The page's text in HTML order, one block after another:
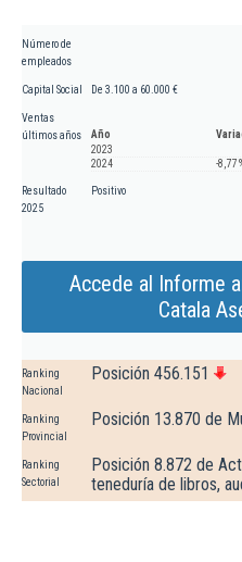
Número de
empleados
Capital Social De 3.100 a 60.000 €
Ventas
últimos años
Año
2023
2024
-8,77
Resultado
2025
Positivo
Accede al Informe
Catala
Ranking
Nacional
Posición 456.151
Ranking
Provincial
Posición 13.870 de
Ranking
Sectorial
Posición 8.872 de
teneduría de libros,